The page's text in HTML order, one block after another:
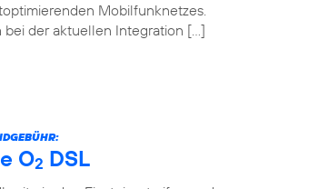
Mobilfunknetzes.
bei der aktuellen Integration […]
O2 DSL